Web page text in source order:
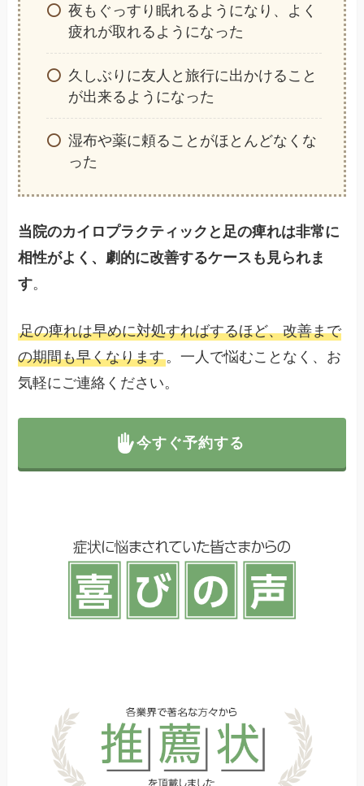
夜もぐっすり眠れるようになり、よく
疲れが取れるようになった
久しぶりに友人と旅行に出かけること
が出来るようになった
湿布や薬に頼ることがほとんどなくな
った
当院のカイロプラクティックと足の痺れは非常に
相性がよく、劇的に改善するケースも見られま
す。
足の痺れは早めに対処すればするほど、改善まで
の期間も早くなります。一人で悩むことなく、お
気軽にご連絡ください。
今すぐ予約する